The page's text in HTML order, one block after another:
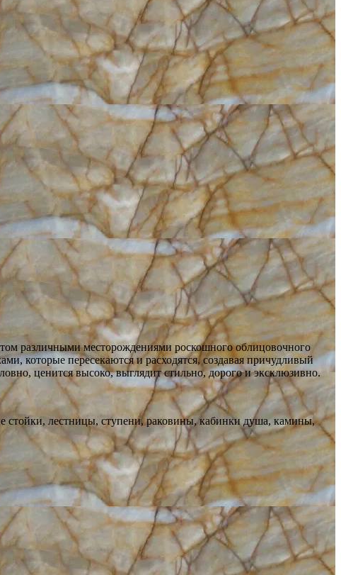
различными месторождениями роскошного облицовочного
которые пересекаются и расходятся, создавая причудливый
ценится высоко, выглядит стильно, дорого и эксклюзивно.
лестницы, ступени, раковины, кабинки душа, камины,